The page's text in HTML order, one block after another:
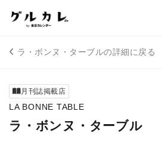
ラ・ボンヌ・ターブルの詳細に戻る
月刊誌掲載店
LA BONNE TABLE
ラ・ボンヌ・ターブル